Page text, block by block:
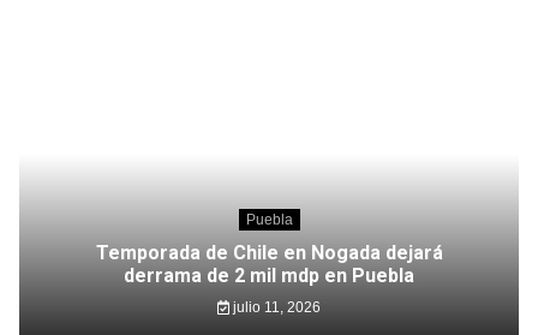
Puebla
Temporada de Chile en Nogada dejará
derrama de 2 mil mdp en Puebla
julio 11, 2026